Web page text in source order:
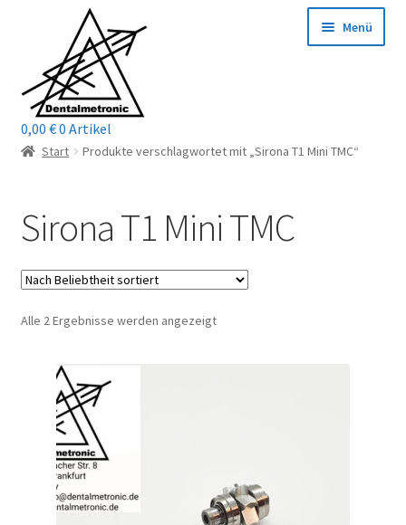
Navigation
springen
springen
Menü
Home
Mein Konto / Login
Kontakt
Reparaturservice
Wichtige Infos
Unsere Firma
Warenkorb
0,00 €0 Artikel
Start Produkte verschlagwortet mit „Sirona T1 Mini TMC“
Sirona T1 Mini TMC
Alle 2 Ergebnisse werden angezeigtNach